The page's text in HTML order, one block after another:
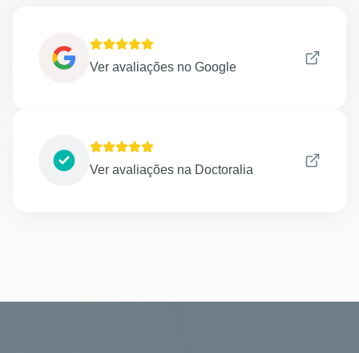
Ver avaliações no Google
Ver avaliações na Doctoralia